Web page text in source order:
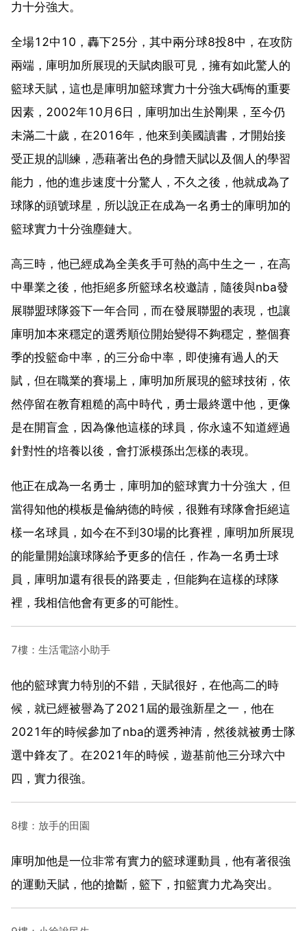
力十分強大。
全場12中10，轟下25分，其中兩分球8投8中，在攻防
兩端，庫明加所展現的天賦肉眼可見，擁有如此驚人的
籃球天賦，這也是庫明加籃球實力十分強大碼悔的重要
因素，2002年10月6日，庫明加出生於剛果，至今仍
未滿二十歲，在2016年，他來到美國讀書，才開始接
受正規的訓練，憑藉著出色的身體天賦以及個人的學習
能力，他的進步速度十分驚人，不久之後，他就成為了
球隊的頭號球星，所以說正在成為一名勇士的庫明加的
籃球實力十分強塵鏈大。
高三時，他已經成為全美炙手可熱的高中生之一，在高
中畢業之後，他拒絕多所籃球名校邀請，隨後與nba發
展聯盟球隊簽下一年合同，而在發展聯盟的表現，也讓
庫明加本來穩定的選秀順位開始變得不夠穩定，整個賽
季的投籃命中率，的三分命中率，即使擁有過人的天
賦，但在職業的賽場上，庫明加所展現的籃球技術，依
然停留在教育粗糙的高中時代，勇士最終選中他，更像
是在開盲盒，因為像他這樣的球員，你永遠不知道經過
針對性的培養以後，會打派模孫出怎樣的表現。
他正在成為一名勇士，庫明加的籃球實力十分強大，但
當得知他的模板是倫納德的時候，很難有球隊會拒絕這
樣一名球員，如今在不到30場的比賽裡，庫明加所展現
的能量開始讓球隊給予更多的信任，作為一名勇士球
員，庫明加還有很長的路要走，但能夠在這樣的球隊
裡，我相信他會有更多的可能性。
7樓：生活電諮小助手
他的籃球實力特別的不錯，天賦很好，在他高二的時
候，就已經被譽為了2021屆的最強新星之一，他在
2021年的時候參加了nba的選秀神清，然後就被勇士隊
選中鋒友了。在2021年的時候，遊基前他三分球六中
四，實力很強。
8樓：放手的田園
庫明加他是一位非常有實力的籃球運動員，他有著很強
的運動天賦，他的搶斷，籃下，扣籃實力尤為突出。